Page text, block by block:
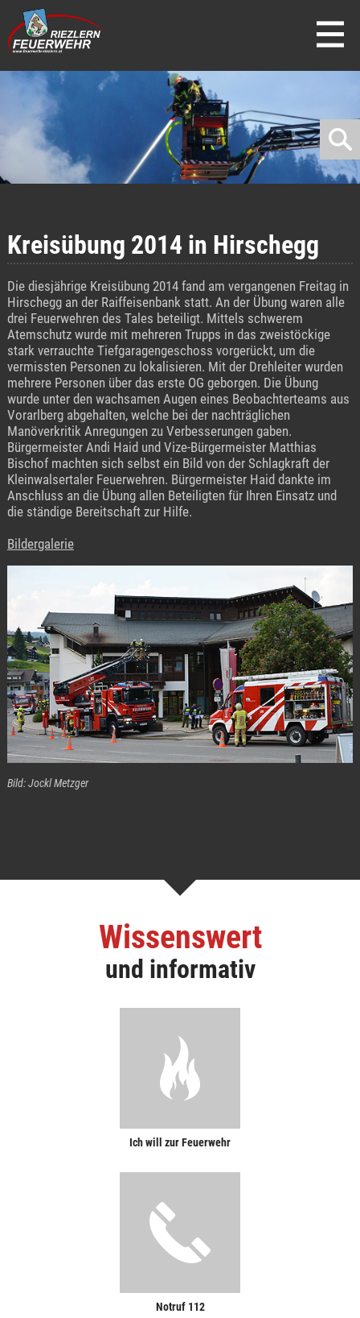
direkt zur Navigation
direkt zum Inhalt
Kreisübung 2014 in Hirschegg
Die diesjährige Kreisübung 2014 fand am vergangenen Freitag in
Hirschegg an der Raiffeisenbank statt. An der Übung waren alle
drei Feuerwehren des Tales beteiligt. Mittels schwerem
Atemschutz wurde mit mehreren Trupps in das zweistöckige
stark verrauchte Tiefgaragengeschoss vorgerückt, um die
vermissten Personen zu lokalisieren. Mit der Drehleiter wurden
mehrere Personen über das erste OG geborgen. Die Übung
wurde unter den wachsamen Augen eines Beobachterteams aus
Vorarlberg abgehalten, welche bei der nachträglichen
Manöverkritik Anregungen zu Verbesserungen gaben.
Bürgermeister Andi Haid und Vize-Bürgermeister Matthias
Bischof machten sich selbst ein Bild von der Schlagkraft der
Kleinwalsertaler Feuerwehren. Bürgermeister Haid dankte im
Anschluss an die Übung allen Beteiligten für Ihren Einsatz und
die ständige Bereitschaft zur Hilfe.
Bildergalerie
Bild: Jockl Metzger
Wissenswert
und informativ
Ich will zur Feuerwehr
Notruf 112